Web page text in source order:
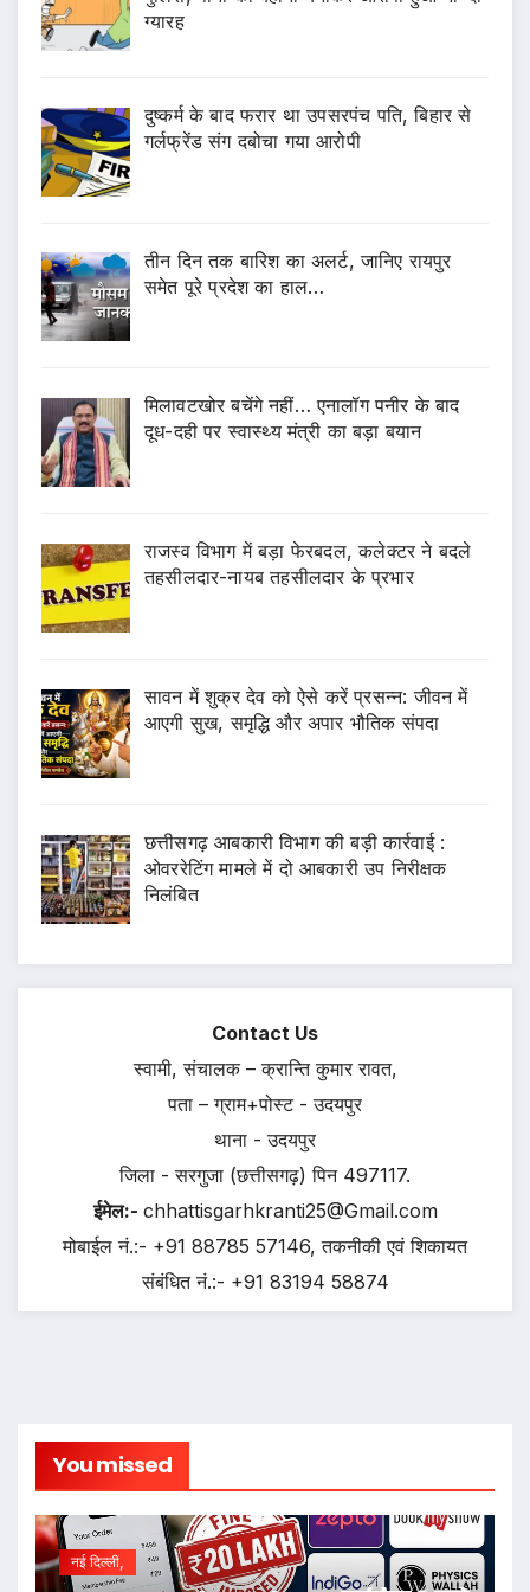
ग्यारह
दुष्कर्म के बाद फरार था उपसरपंच पति, बिहार से
गर्लफ्रेंड संग दबोचा गया आरोपी
तीन दिन तक बारिश का अलर्ट, जानिए रायपुर
समेत पूरे प्रदेश का हाल…
मिलावटखोर बचेंगे नहीं… एनालॉग पनीर के बाद
दूध-दही पर स्वास्थ्य मंत्री का बड़ा बयान
राजस्व विभाग में बड़ा फेरबदल, कलेक्टर ने बदले
तहसीलदार-नायब तहसीलदार के प्रभार
सावन में शुक्र देव को ऐसे करें प्रसन्न: जीवन में
आएगी सुख, समृद्धि और अपार भौतिक संपदा
छत्तीसगढ़ आबकारी विभाग की बड़ी कार्रवाई :
ओवररेटिंग मामले में दो आबकारी उप निरीक्षक
निलंबित
Contact Us
स्वामी, संचालक – क्रान्ति कुमार रावत,
पता – ग्राम+पोस्ट - उदयपुर
थाना - उदयपुर
जिला - सरगुजा (छत्तीसगढ़) पिन 497117.
ईमेल:- chhattisgarhkranti25@Gmail.com
मोबाईल नं.:- +91 88785 57146, तकनीकी एवं शिकायत
संबंधित नं.:- +91 83194 58874
You missed
नई दिल्ली,